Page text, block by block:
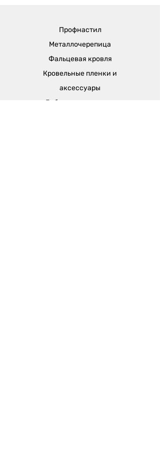
Профнастил
Металлочерепица
Фальцевая кровля
Кровельные пленки и
аксессуары
Доборные элементы